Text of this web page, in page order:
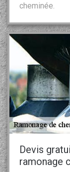
cheminée.
Devis
ramonage